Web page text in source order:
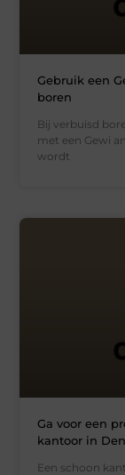
Gebruik een
boren
Bij verbuisd
met een Gewi
wordt
Ga voor een
kantoor in
Een schoon